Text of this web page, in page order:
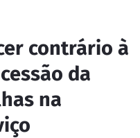
contrário à
da
na